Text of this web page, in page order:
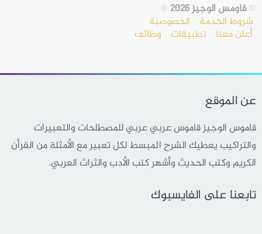
©قاومس الوجيز 2026 ®
شروط الخدمة الخصوصية
أعلن معنا تطبيقات وظائف
عن الموقع
قاموس الوجيز قاموس عربي عربي للمصطلحات والتعبيرات
والتراكيب يعطيك الشرح المبسط لكل تعبير مع الأمثلة من القرأن
الكريم وكتب الحديث وأشهر كتب الأدب والثراث العربي.
تابعنا على الفايسبوك